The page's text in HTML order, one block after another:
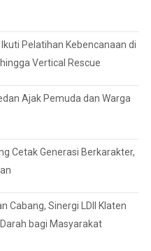
Pelatihan Kebencanaan di
Vertical Rescue
Ajak Pemuda dan Warga
Cetak Generasi Berkarakter,
Cabang, Sinergi LDII Klaten
bagi Masyarakat